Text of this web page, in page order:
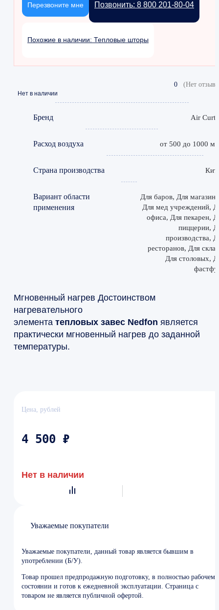
Позвонить: 8 800 201-80-04
Перезвоните мне
Похожие в наличии: Тепловые шторы
0 (Нет
Нет в наличии
Бренд Air
Расход воздуха от 500 до 1000
Страна производства
Вариант области
применения
Для баров, Для
Для мед учреждений,
офиса, Для пекарен,
пиццерии,
производства,
ресторанов, Для
Для столовых,
Мгновенный нагрев Достоинством
нагревательного
элемента тепловых завес Nedfon является
практически мгновенный нагрев до заданной
температуры.
Цена, рублей
4 500 ₽
Нет в наличии
Уважаемые покупатели
Уважаемые покупатели, данный товар является бывшим в
употреблении (Б/У).
Товар прошел предпродажную подготовку, в полностью рабочем
состоянии и готов к ежедневной эксплуатации. Страница с
товаром не является публичной офертой.